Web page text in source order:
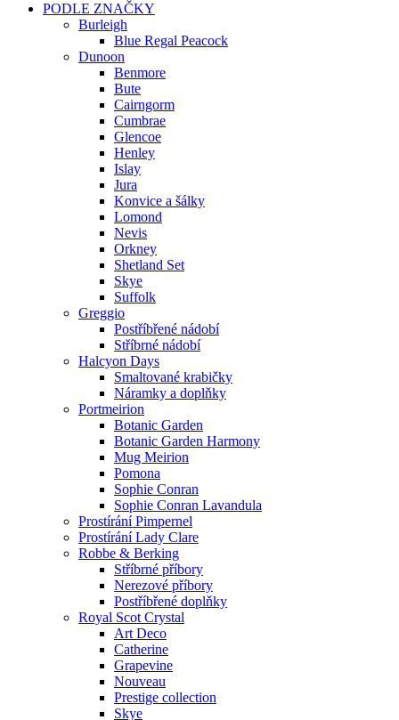
PODLE ZNAČKY
Burleigh
Blue Regal Peacock
Dunoon
Benmore
Bute
Cairngorm
Cumbrae
Glencoe
Henley
Islay
Jura
Konvice a šálky
Lomond
Nevis
Orkney
Shetland Set
Skye
Suffolk
Greggio
Postříbřené nádobí
Stříbrné nádobí
Halcyon Days
Smaltované krabičky
Náramky a doplňky
Portmeirion
Botanic Garden
Botanic Garden Harmony
Mug Meirion
Pomona
Sophie Conran
Sophie Conran Lavandula
Prostírání Pimpernel
Prostírání Lady Clare
Robbe & Berking
Stříbrné příbory
Nerezové příbory
Postříbřené doplňky
Royal Scot Crystal
Art Deco
Catherine
Grapevine
Nouveau
Prestige collection
Skye